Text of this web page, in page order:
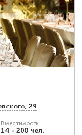
29
Вместимость:
14 - 200 чел.